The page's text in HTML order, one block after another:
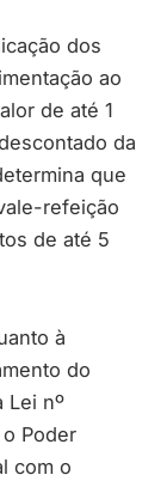
dos
ao
de até 1
da
que
refeição
de até 5
à
do
Lei nº
Poder
com o